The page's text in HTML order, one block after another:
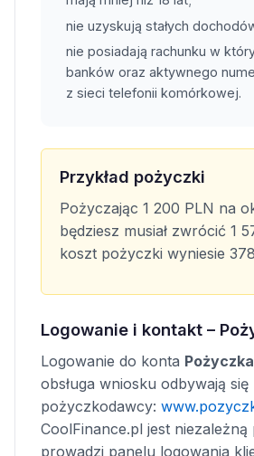
nie uzyskują stałych
nie posiadają rachunku w
banków oraz aktywnego
z sieci telefonii komórkowej.
Przykład pożyczki
Pożyczając 1 200 PLN na
będziesz musiał zwrócić 1
koszt pożyczki wyniesie
Logowanie i kontakt –
Logowanie do konta
obsługa wniosku odbywają
pożyczkodawcy:
CoolFinance.pl jest
prowadzi panelu logowania